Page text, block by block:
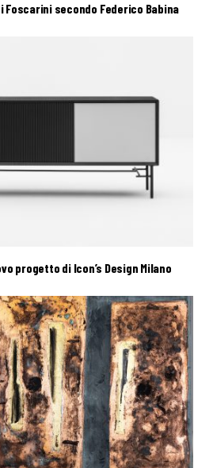
Foscarini secondo Federico Babina
progetto di Icon’s Design Milano